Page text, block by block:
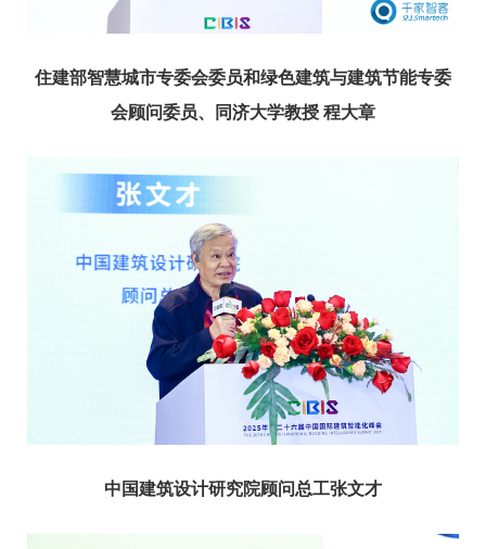
住建部智慧城市专委会委员和绿色建筑与建筑节能专委
会顾问委员、
同济大学教授 程大章
中国建筑设计研究院顾问总工张文才